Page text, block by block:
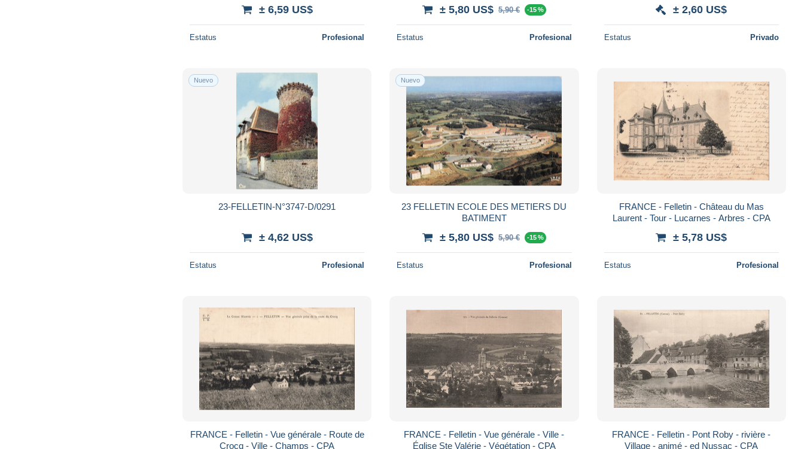
± 6,59 US$
Estatus Profesional
± 5,80 US$ 5,90 € -15 %
Estatus Profesional
± 2,60 US$
Estatus Privado
Nuevo
23-FELLETIN-N°3747-D/0291
± 4,62 US$
Estatus Profesional
Nuevo
23 FELLETIN ECOLE DES METIERS DU
BATIMENT
± 5,80 US$ 5,90 € -15 %
Estatus Profesional
FRANCE - Felletin - Château du Mas
Laurent - Tour - Lucarnes - Arbres - CPA
± 5,78 US$
Estatus Profesional
FRANCE - Felletin - Vue générale - Route de
Crocq - Ville - Champs - CPA
FRANCE - Felletin - Vue générale - Ville -
Église Ste Valérie - Végétation - CPA
FRANCE - Felletin - Pont Roby - rivière -
Village - animé - ed Nussac - CPA